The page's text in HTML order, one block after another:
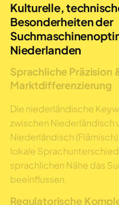
Kulturelle,
Besonderheiten der
Niederlanden
Sprachliche Präzision
Marktdifferenzierung
Die niederländische
zwischen Niederländisch
Niederländisch
lokale
sprachlichen Nähe das
beeinflussen.
Regulatorische